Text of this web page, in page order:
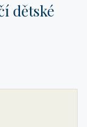
dětské